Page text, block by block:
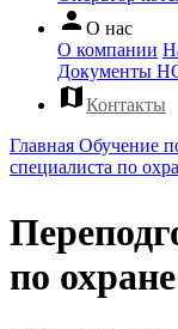
person О нас
О компании
Документы
mapКонтакты
Главная Обучение
специалиста по
по